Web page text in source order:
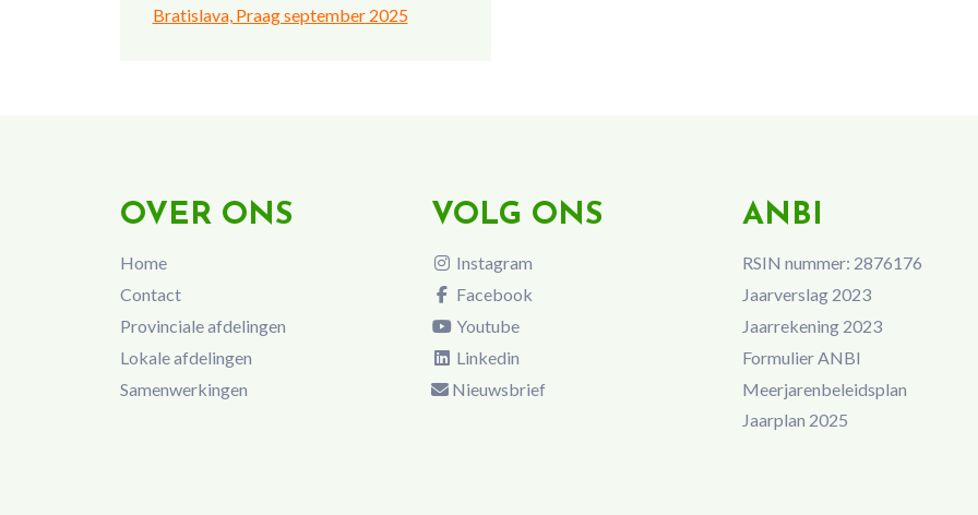
Bratislava, Praag september 2025
OVER ONS
Home
Contact
Provinciale afdelingen
Lokale afdelingen
Samenwerkingen
VOLG ONS
Instagram
Facebook
Youtube
Linkedin
Nieuwsbrief
ANBI
RSIN nummer: 2876176
Jaarverslag 2023
Jaarrekening 2023
Formulier ANBI
Meerjarenbeleidsplan
Jaarplan 2025